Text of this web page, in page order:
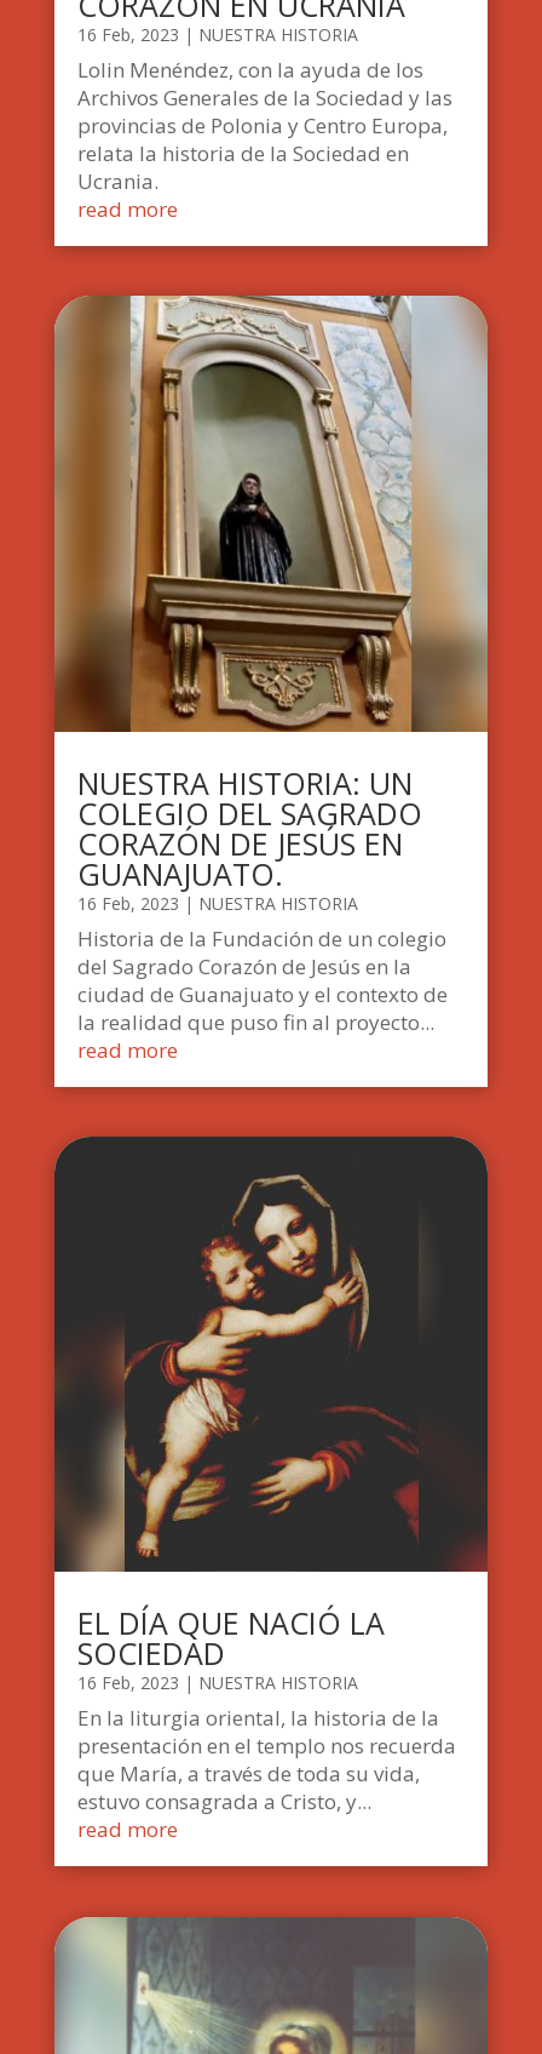
16 Feb, 2023 | NUESTRA HISTORIA
Lolin Menéndez, con la ayuda de los
Archivos Generales de la Sociedad y las
provincias de Polonia y Centro Europa,
relata la historia de la Sociedad en
Ucrania.
read more
NUESTRA HISTORIA: UN
COLEGIO DEL SAGRADO
CORAZÓN DE JESÚS EN
GUANAJUATO.
16 Feb, 2023 | NUESTRA HISTORIA
Historia de la Fundación de un colegio
del Sagrado Corazón de Jesús en la
ciudad de Guanajuato y el contexto de
la realidad que puso fin al proyecto...
read more
EL DÍA QUE NACIÓ LA
SOCIEDAD
16 Feb, 2023 | NUESTRA HISTORIA
En la liturgia oriental, la historia de la
presentación en el templo nos recuerda
que María, a través de toda su vida,
estuvo consagrada a Cristo, y...
read more